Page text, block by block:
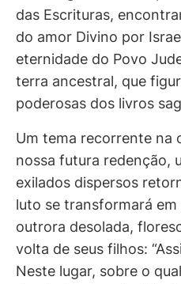
das Escrituras,
do amor Divino por
eternidade do Povo
terra ancestral, que
poderosas dos livros
Um tema recorrente na
nossa futura redenção,
exilados dispersos
luto se transformará em
outrora desolada,
volta de seus filhos:
Neste lugar, sobre o